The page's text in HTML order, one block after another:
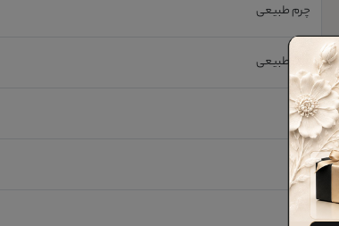
چرم طبیعی
چرم طبیعی
2 cm
رابر